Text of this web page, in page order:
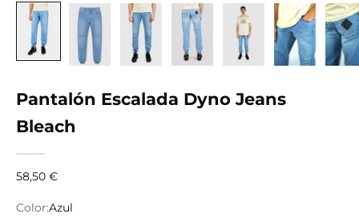
Pantalón Escalada Dyno Jeans
Bleach
Precio de oferta
58,50 €
Color:Azul